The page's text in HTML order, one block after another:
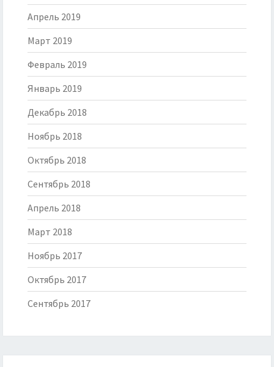
Апрель 2019
Март 2019
Февраль 2019
Январь 2019
Декабрь 2018
Ноябрь 2018
Октябрь 2018
Сентябрь 2018
Апрель 2018
Март 2018
Ноябрь 2017
Октябрь 2017
Сентябрь 2017